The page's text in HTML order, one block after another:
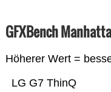
GFXBench
Höherer Wert =
LG G7 ThinQ